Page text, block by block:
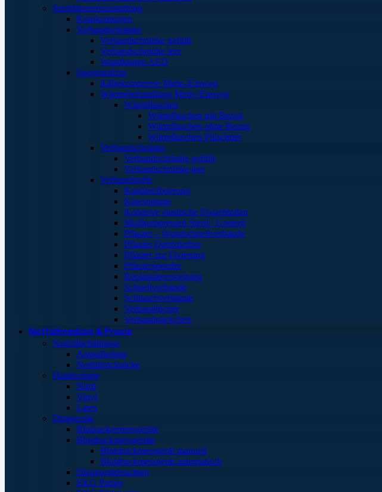
Sanitätsraumausstattung
Krankentragen
Verbandschränke
Verbandschränke gefüllt
Verbandschränke leer
Wandkästen AED
Sportmedizin
Kältekompresse Mehr-/Einweg
Wärmebehandlung Mehr-/Einweg
Wärmflaschen
Wärmflaschen mit Bezug
Wärmflaschen ohne Bezug
Wärmflaschen Plüschtier
Verbandschränke
Verbandschränke gefüllt
Verbandschränke leer
Verbandstoffe
Kanülenfixierung
Kinesoptape
Kohäsive elastische Fixierbinden
Mullkompressen Steril / Unsteril
Pflaster – Wundschnellverbände
Pflaster Detektierbar
Pflaster zur Fixierung
Pflasterspender
Replantatversorgung
Schnellverbände
Schlauchverbände
Verbandtücher
Verbandpäckchen
Notfallmedizin & Praxis
Notfallbehältnisse
Ampullarium
Notfallrucksäcke
Handschuhe
Nitril
Vinyl
Latex
Diagnostik
Blutzuckermessgeräte
Blutdruckmessgeräte
Blutdruckmessgerät manuell
Blutdruckmessgerät automatisch
Diagnostikleuchten
EKG Papier